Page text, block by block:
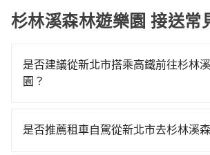
杉林溪森林遊樂園 接送常
是否建議從新北市搭乘高鐵前往杉林
園？
坐舒適、省時、較貴！不過從最早一班
是否推薦租車自駕從新北市去杉林溪